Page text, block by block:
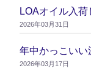
LOAオイル入荷
2026年03月31日
年中かっこい
2026年03月17日